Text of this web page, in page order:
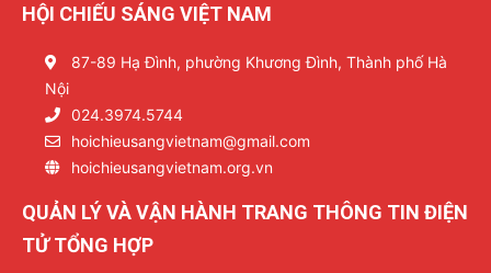
HỘI CHIẾU SÁNG VIỆT NAM
87-89 Hạ Đình, phường Khương Đình, Thành phố Hà
Nội
024.3974.5744
hoichieusangvietnam@gmail.com
hoichieusangvietnam.org.vn
QUẢN LÝ VÀ VẬN HÀNH TRANG THÔNG TIN ĐIỆN
TỬ TỔNG HỢP